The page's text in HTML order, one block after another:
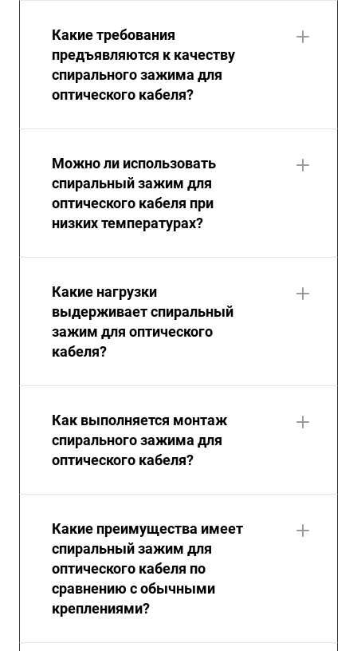
Какие требования
предъявляются к качеству
спирального зажима для
оптического кабеля?
Можно ли использовать
спиральный зажим для
оптического кабеля при
низких температурах?
Какие нагрузки
выдерживает спиральный
зажим для оптического
кабеля?
Как выполняется монтаж
спирального зажима для
оптического кабеля?
Какие преимущества имеет
спиральный зажим для
оптического кабеля по
сравнению с обычными
креплениями?